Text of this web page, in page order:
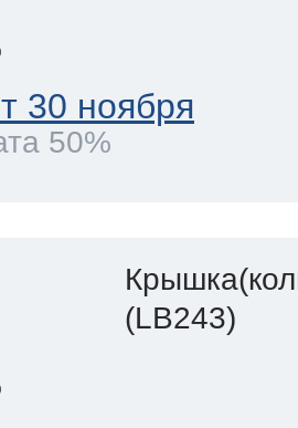
30 ноября
50%
(LB243)